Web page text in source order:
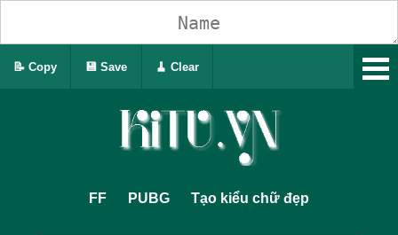
FF PUBG Tạo kiểu chữ đẹp
📝 Copy 💾 Save 🧹 Clear